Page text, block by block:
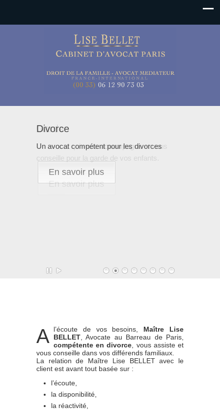
Divorce
Un avocat compétent pour les divorces
En savoir plus
Garde
Un avocat qui vous accompagne et vous
conseille pour la garde de vos enfants.
En savoir plus
A l’écoute de vos besoins, Maître Lise
BELLET , Avocate au Barreau de Paris,
compétente en divorce , vous assiste et
vous conseille dans vos différends familiaux.
La relation de Maître Lise BELLET avec le
client est avant tout basée sur :
l’écoute,
la disponibilité,
la réactivité,